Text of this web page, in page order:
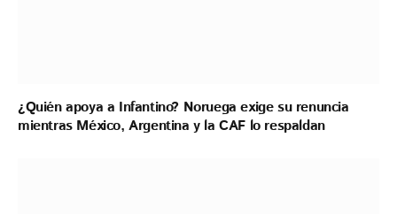
¿Quién apoya a Infantino? Noruega exige su renuncia
mientras México, Argentina y la CAF lo respaldan